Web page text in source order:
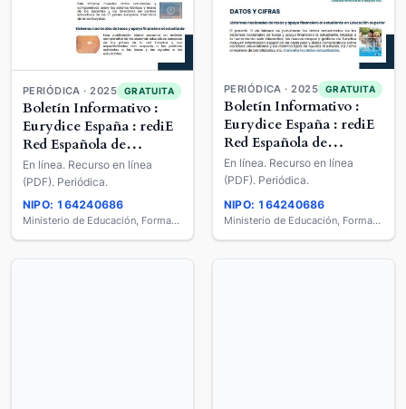
PERIÓDICA · 2025 GRATUITA
Boletín Informativo :
Eurydice España : rediE
Red Española de
Información sobre
Educación
En línea. Recurso en línea
(PDF). Periódica.
NIPO: 164240686
Ministerio de Educación, Formación Profesional y Deportes
PERIÓDICA · 2025 GRATUITA
Boletín Informativo :
Eurydice España : rediE
Red Española de
Información sobre
Educación
En línea. Recurso en línea
(PDF). Periódica.
NIPO: 164240686
Ministerio de Educación, Formación Profesional y Deportes